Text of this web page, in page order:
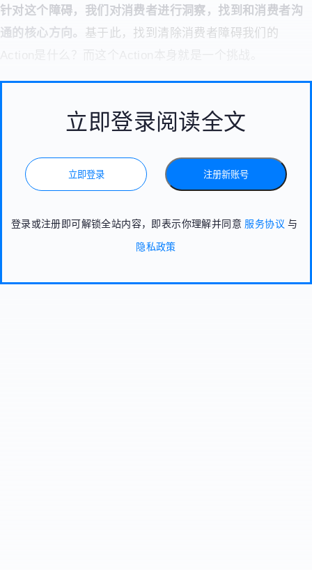
针对这个障碍，我们对消费者进行洞察，找到和消费者沟
通的核心方向 。 基于此，找到清除消费者障碍我们的
立即登录阅读全文
立即登录 注册新账号
登录或注册即可解锁全站内容，即表示你理解并同意 服务协议 与
隐私政策